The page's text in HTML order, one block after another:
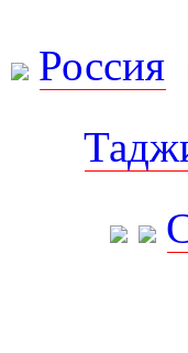
Россия